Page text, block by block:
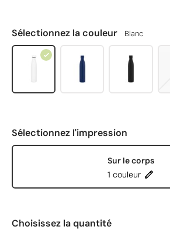
Sélectionnez la couleur Blanc
Sélectionnez l'impression
Sur le corps
1 couleur
Choisissez la quantité